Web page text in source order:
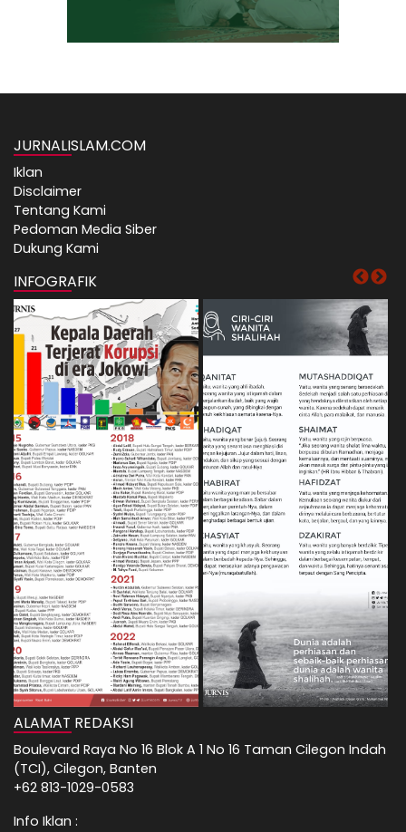
JURNALISLAM.COM
Iklan
Disclaimer
Tentang Kami
Pedoman Media Siber
Dukung Kami
INFOGRAFIK
ALAMAT REDAKSI
Boulevard Raya No 16 Blok A 1 No 16 Taman Cilegon Indah
(TCI), Cilegon, Banten
+62 813-1029-0583
Info Iklan :